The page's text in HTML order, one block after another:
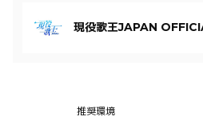
現役歌王JAPAN
推奨環境